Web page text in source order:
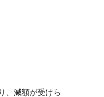
、減額が受けら